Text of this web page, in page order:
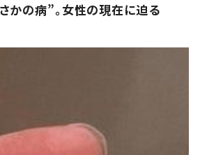
かの病”。女性の現在に迫る